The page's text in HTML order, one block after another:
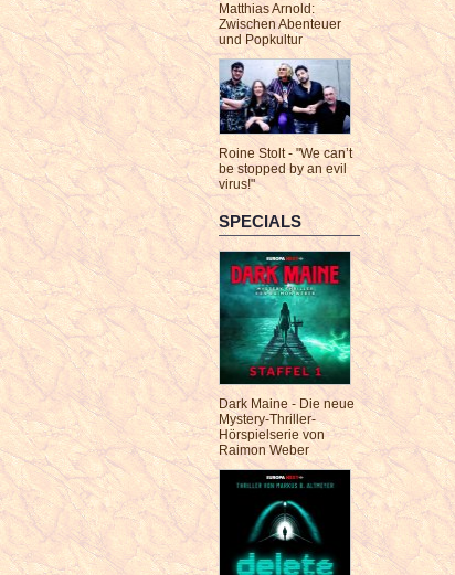
Matthias Arnold:
Zwischen Abenteuer
und Popkultur
Roine Stolt - "We can’t
be stopped by an evil
virus!"
SPECIALS
Dark Maine - Die neue
Mystery-Thriller-
Hörspielserie von
Raimon Weber